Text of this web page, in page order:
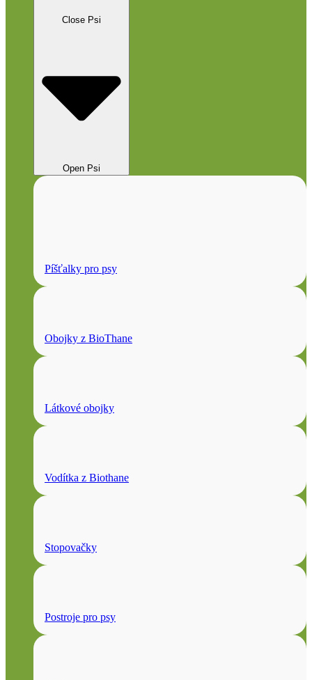
Close Psi
Open Psi
Píšťalky pro psy
Obojky z BioThane
Látkové obojky
Vodítka z Biothane
Stopovačky
Postroje pro psy